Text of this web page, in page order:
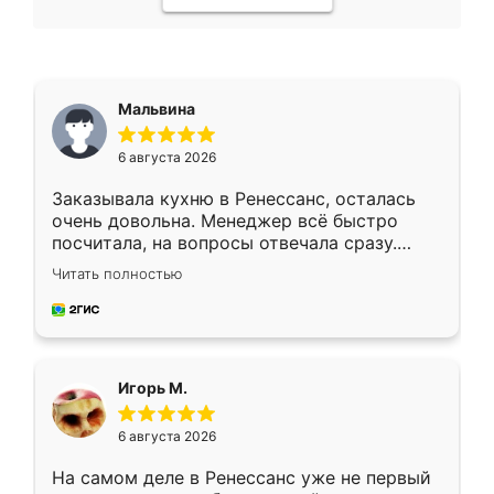
Мальвина
6 августа 2026
Заказывала кухню в Ренессанс, осталась
очень довольна. Менеджер всё быстро
посчитала, на вопросы отвечала сразу.
Замерщик приехал в субботу, подошёл к
делу со всей ответственностью. Собрали
за день, ребята работали аккуратно, даже
Читать полностью
Игорь М.
6 августа 2026
На самом деле в Ренессанс уже не первый